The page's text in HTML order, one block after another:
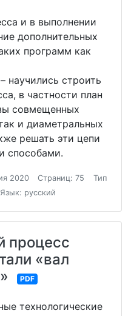
и в выполнении
дополнительных
программ как
научились строить
в частности план
совмещенных
и диаметральных
решать эти цепи
способами.
2020 Страниц: 75
Тип
Язык: русский
процесс
«вал
PDF
технологические